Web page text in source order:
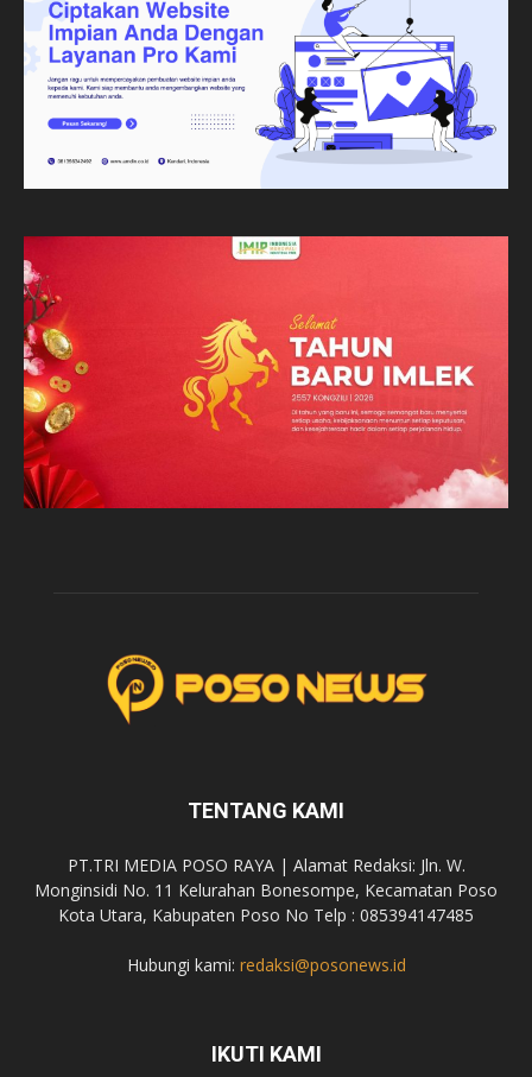
TENTANG KAMI
PT.TRI MEDIA POSO RAYA | Alamat Redaksi: Jln. W.
Monginsidi No. 11 Kelurahan Bonesompe, Kecamatan Poso
Kota Utara, Kabupaten Poso No Telp : 085394147485
Hubungi kami: redaksi@posonews.id
IKUTI KAMI